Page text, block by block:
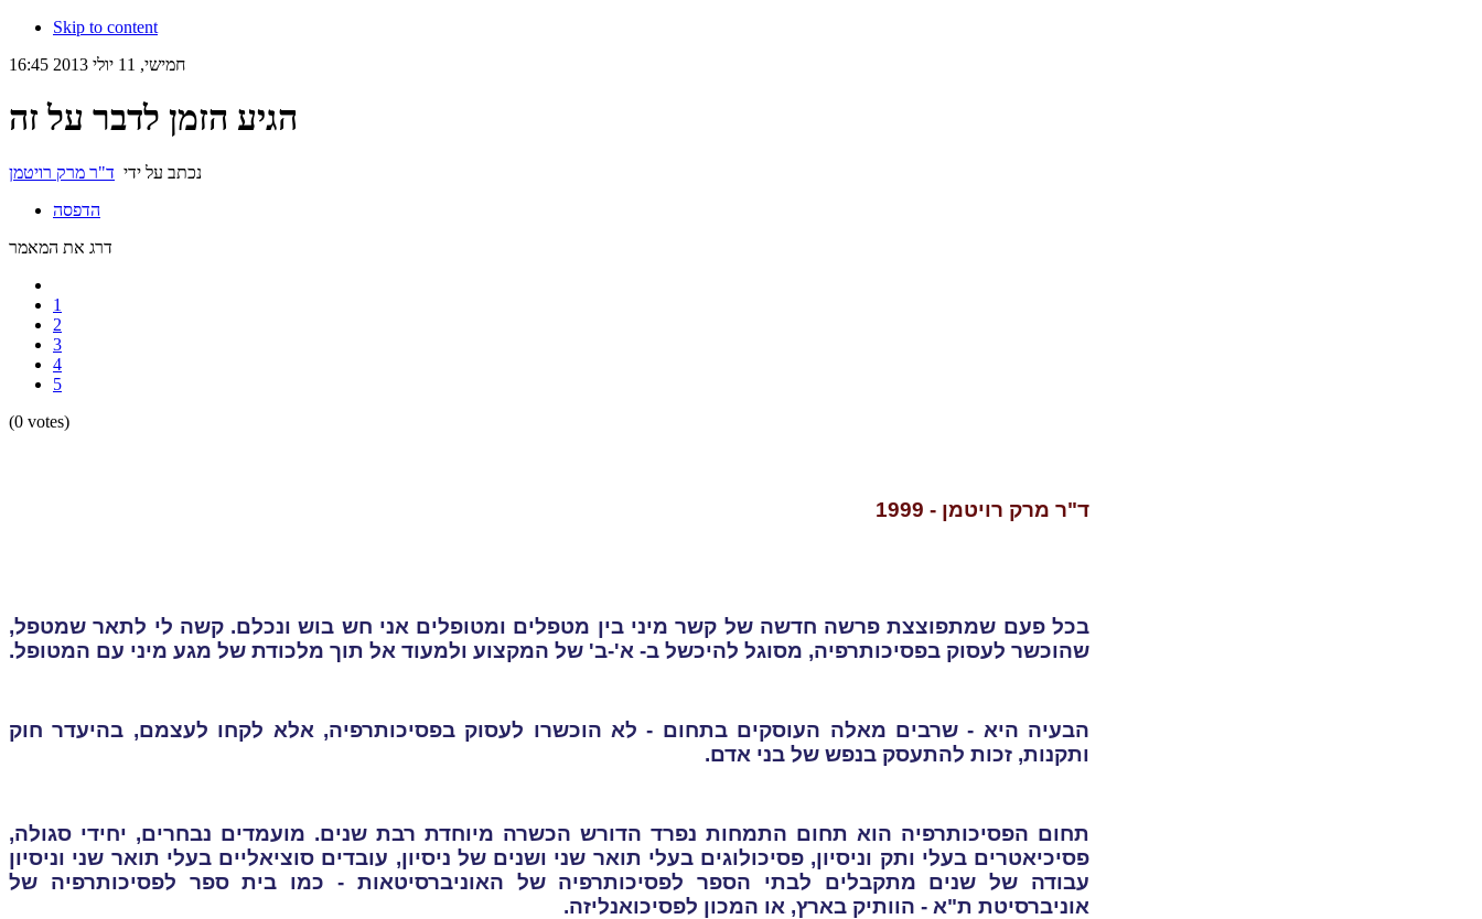
Skip to content
חמישי, 11 יולי 2013 16:45
הגיע הזמן לדבר על זה
נכתב על ידי ד"ר מרק רויטמן
הדפסה
דרג את המאמר
1
2
3
4
5
(0 votes)
ד"ר מרק רויטמן - 1999
בכל פעם שמתפוצצת פרשה חדשה של קשר מיני בין מטפלים ומטופלים אני חש בוש ונכלם. קשה לי לתאר שמטפל,
שהוכשר לעסוק בפסיכותרפיה, מסוגל להיכשל ב- א'-ב' של המקצוע ולמעוד אל תוך מלכודת של מגע מיני עם המטופל.
הבעיה היא - שרבים מאלה העוסקים בתחום - לא הוכשרו לעסוק בפסיכותרפיה, אלא לקחו לעצמם, בהיעדר חוק
ותקנות, זכות להתעסק בנפש של בני אדם.
תחום הפסיכותרפיה הוא תחום התמחות נפרד הדורש הכשרה מיוחדת רבת שנים. מועמדים נבחרים, יחידי סגולה,
פסיכיאטרים בעלי ותק וניסיון, פסיכולוגים בעלי תואר שני ושנים של ניסיון, עובדים סוציאליים בעלי תואר שני וניסיון
עבודה של שנים מתקבלים לבתי הספר לפסיכותרפיה של האוניברסיטאות - כמו בית ספר לפסיכותרפיה של
אוניברסיטת ת"א - הוותיק בארץ, או המכון לפסיכואנליזה.